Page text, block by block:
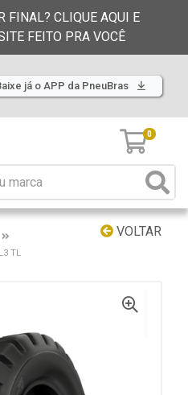
FINAL? CLIQUE AQUI E
FEITO PRA VOCÊ
já o APP da PneuBras
0
VOLTAR
TL